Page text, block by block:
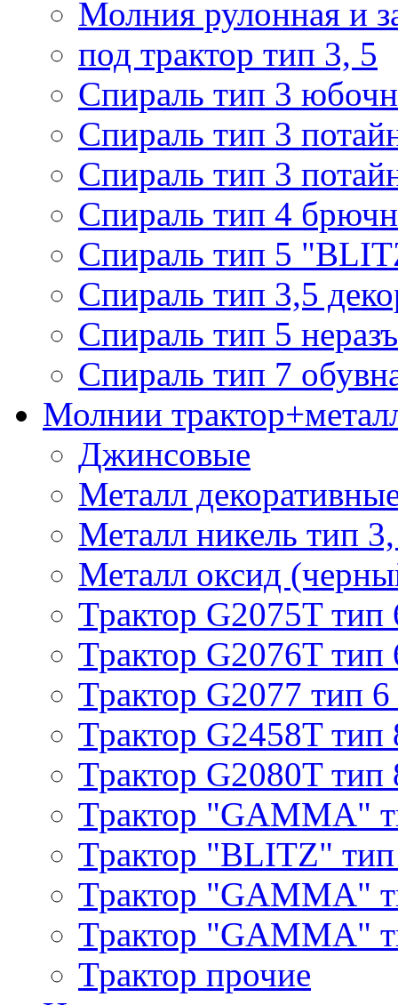
Молния рулонная и
под трактор тип 3, 5
Спираль тип 3
Спираль тип 3
Спираль тип 3
Спираль тип 4
Спираль тип 5
Спираль тип 3,5
Спираль тип 5
Спираль тип 7
Молнии
Джинсовые
Металл
Металл никель тип
Металл оксид
Трактор G2075T тип
Трактор G2076T тип
Трактор G2077 тип 6
Трактор G2458T тип
Трактор G2080T тип
Трактор "GAMMA"
Трактор "BLITZ"
Трактор "GAMMA"
Трактор "GAMMA"
Трактор прочие